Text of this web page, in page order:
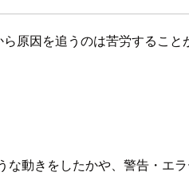
原因を追うのは苦労するこ
動きをしたかや、警告・